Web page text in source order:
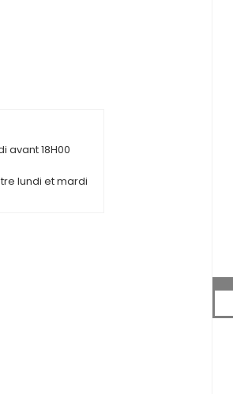
avant 18H00
lundi et mardi